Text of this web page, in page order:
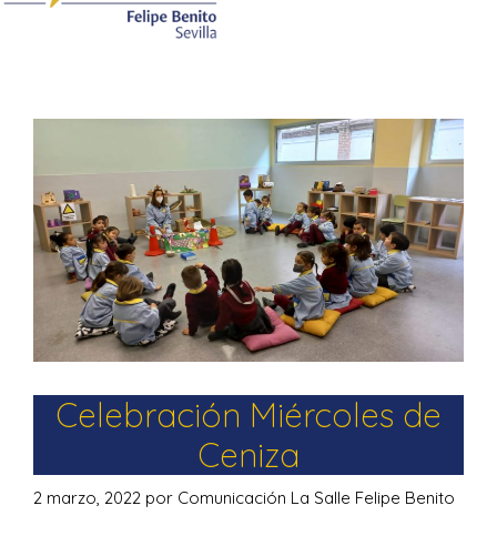
Celebración Miércoles de
Ceniza
2 marzo, 2022 por Comunicación La Salle Felipe Benito